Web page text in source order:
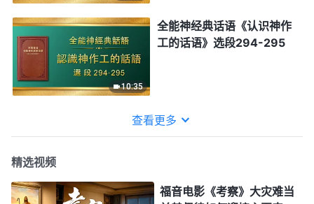
10:35
全能神经典话语《认识神作
工的话语》选段294-295
查看更多
精选视频
福音电影《考察》大灾难当